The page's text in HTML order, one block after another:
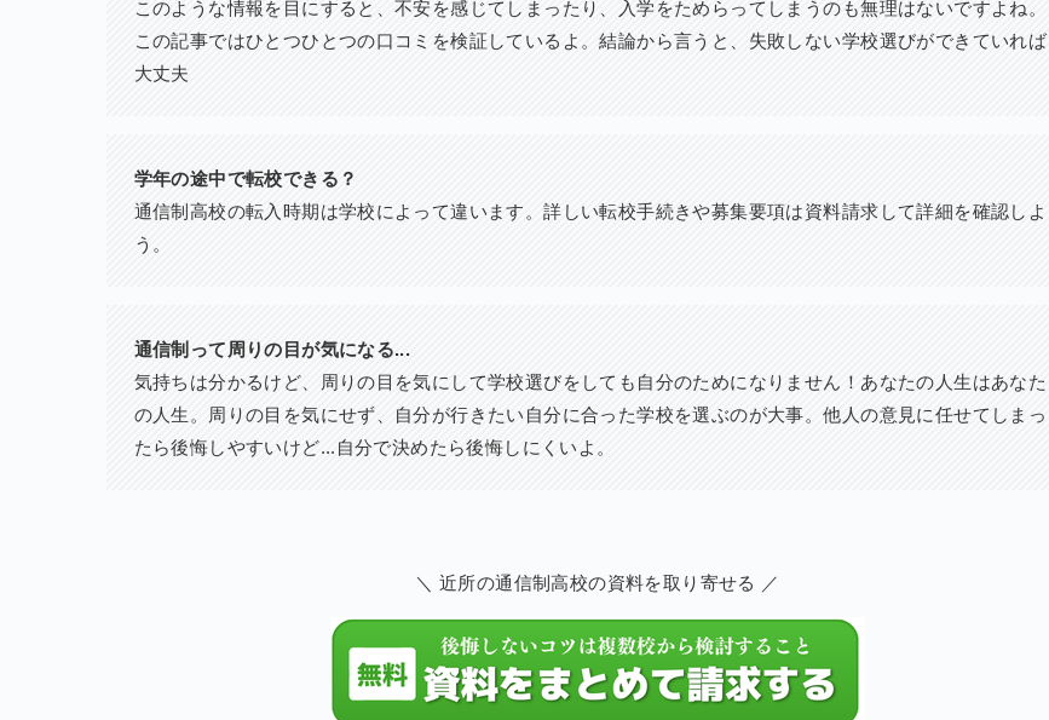
このような情報を目にすると、不安を感じてしまったり、入学をためらってしまうのも無理はないですよね。
この記事ではひとつひとつの口コミを検証しているよ。結論から言うと、失敗しない学校選びができていれば
大丈夫
学年の途中で転校できる？
通信制高校の転入時期は学校によって違います。詳しい転校手続きや募集要項は資料請求して詳細を確認しよ
う。
通信制って周りの目が気になる...
気持ちは分かるけど、周りの目を気にして学校選びをしても自分のためになりません！あなたの人生はあなた
の人生。周りの目を気にせず、自分が行きたい自分に合った学校を選ぶのが大事。他人の意見に任せてしまっ
たら後悔しやすいけど...自分で決めたら後悔しにくいよ。
＼ 近所の通信制高校の資料を取り寄せる ／